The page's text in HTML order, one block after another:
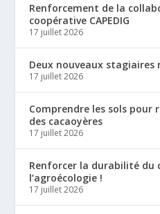
Renforcement de la
coopérative CAPEDIG
17 juillet 2026
Deux nouveaux stagiaires
17 juillet 2026
Comprendre les sols
des cacaoyères
17 juillet 2026
Renforcer la durabilité du
l’agroécologie !
17 juillet 2026